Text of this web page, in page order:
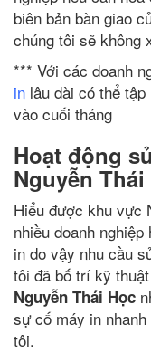
biên bản bàn giao
chúng tôi sẽ không
*** Với các doanh
in lâu dài có thể
vào cuối tháng
Hoạt động
Nguyễn Thái
Hiểu được khu vực
nhiều doanh
in do vậy nhu cầu
tôi đã bố trí kỹ
Nguyễn Thái Học
sự cố máy in
tôi.